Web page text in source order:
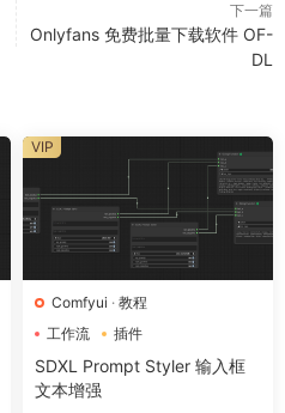
下一篇
Onlyfans 免费批量下载软件 OF-
DL
Comfyui · 教程
工作流
插件
SDXL Prompt Styler 输入框
文本增强
VIP